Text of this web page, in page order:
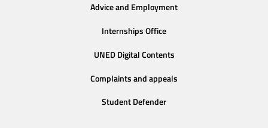
Advice and Employment
Internships Office
UNED Digital Contents
Complaints and appeals
Student Defender